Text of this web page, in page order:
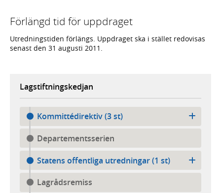
Förlängd tid för uppdraget
Utredningstiden förlängs. Uppdraget ska i stället redovisas
senast den 31 augusti 2011.
Lagstiftningskedjan
Kommittédirektiv (3 st)
Departementsserien
Statens offentliga utredningar (1 st)
Lagrådsremiss